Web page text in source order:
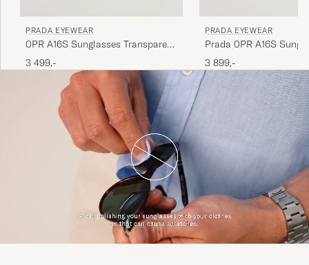
PRADA EYEWEAR
0PR A16S Sunglasses Transparent
Terra
3 499,-
PRADA EYEWEAR
Prada 0PR A16S
Radica Tortoise
3 899,-